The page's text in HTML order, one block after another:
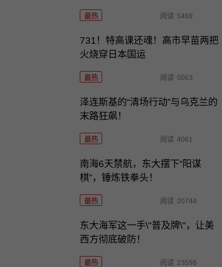
最热 阅读 5469
731！特高课还魂！高市早苗两把
火烧穿日本国运
最热 阅读 5063
泽连斯基的“清场行动”与乌克兰的
末路狂飙！
最热 阅读 4061
南海6天禁航，东大摆下“阳谋
棋”，锤炼铁拳头！
最热 阅读 20744
东大海军这一手\"普及牌\"，让美
西方彻底破防！
最热 阅读 23598